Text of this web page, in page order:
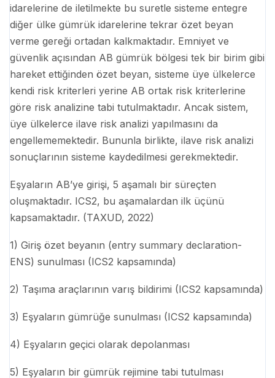
idarelerine de iletilmekte bu suretle sisteme entegre
diğer ülke gümrük idarelerine tekrar özet beyan
verme gereği ortadan kalkmaktadır. Emniyet ve
güvenlik açısından AB gümrük bölgesi tek bir birim gibi
hareket ettiğinden özet beyan, sisteme üye ülkelerce
kendi risk kriterleri yerine AB ortak risk kriterlerine
göre risk analizine tabi tutulmaktadır. Ancak sistem,
üye ülkelerce ilave risk analizi yapılmasını da
engellememektedir. Bununla birlikte, ilave risk analizi
sonuçlarının sisteme kaydedilmesi gerekmektedir.
Eşyaların AB’ye girişi, 5 aşamalı bir süreçten
oluşmaktadır. ICS2, bu aşamalardan ilk üçünü
kapsamaktadır. (TAXUD, 2022)
1) Giriş özet beyanın (entry summary declaration-
ENS) sunulması (ICS2 kapsamında)
2) Taşıma araçlarının varış bildirimi (ICS2 kapsamında)
3) Eşyaların gümrüğe sunulması (ICS2 kapsamında)
4) Eşyaların geçici olarak depolanması
5) Eşyaların bir gümrük rejimine tabi tutulması